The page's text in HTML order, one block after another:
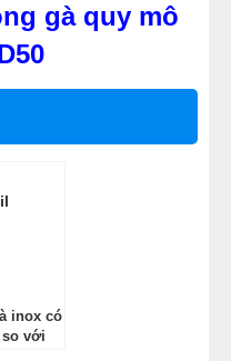
gà quy mô
inox có
với